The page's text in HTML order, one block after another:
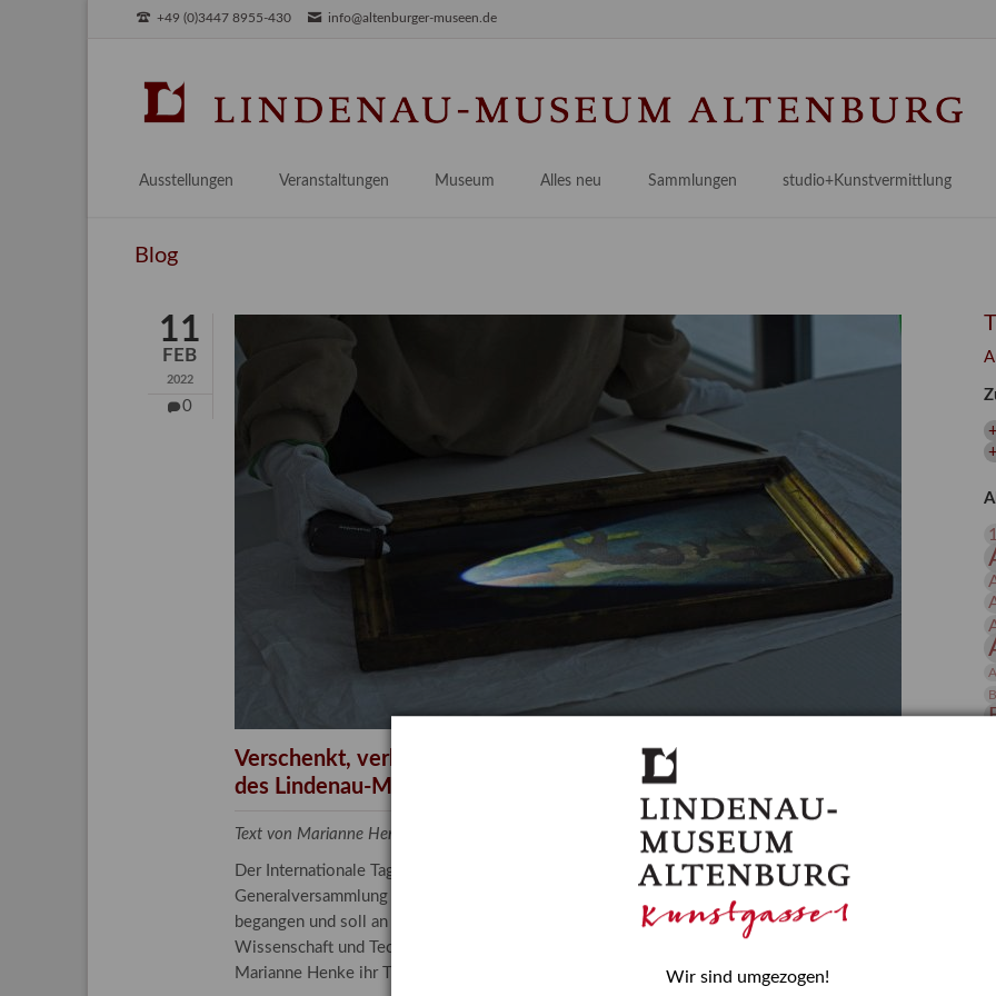
+49 (0)3447 8955-430 info@altenburger-museen.de
Ausstellungen
Aktuell
Veranstaltungen Museum
Praktikum / Praxisprojekt
Bestandskataloge & Editionen
Gesamtverzeichnis
Kalender
Alles neu
Provenienzforschung
Kulturelle Vermittlung
Länderübergreifende kulturtouristische Ziele
Sammlungen
Malerei 17.–19. Jh.
Deutsche Malerei 20./21. Jh.
Grafische Sammlung
Kunstbibliothek
Restaurierung
Forschung
studio+Kunstvermittlung
Angebote für Erwachsene
Angebote für Kitas
Blog
11
FEB
2022
0
Verschenkt, verkauft, vergessen? – Kunstdetektivinnen im Dienste
des Lindenau-Museums
Text von Marianne Henke, Provenienzforscherin am Lindenau-Museum Altenburg
Der Internationale Tag der Frauen und Mädchen in der Wissenschaft wurde 2015 in der
Generalversammlung der Vereinten Nationen beschlossen. Er wird jährlich am 11. Februar
begangen und soll an die entscheidende Rolle erinnern, die Mädchen und Frauen in
Wissenschaft und Technologie spielen. In ihrem Blogbeitrag stellt Provenienzforscherin
Marianne Henke ihr Tätigkeitsfeld vor.
Wir sind umgezogen!